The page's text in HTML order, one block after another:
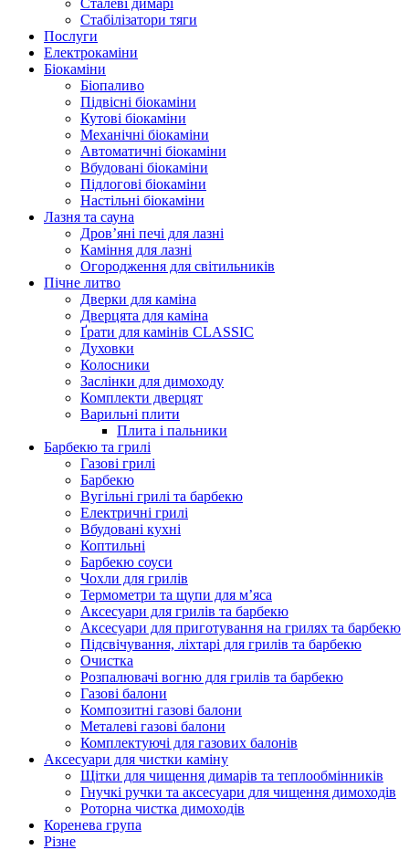
Сталеві димарі
Стабілізатори тяги
Послуги
Електрокаміни
Біокаміни
Біопаливо
Підвісні біокаміни
Кутові біокаміни
Механічні біокаміни
Автоматичні біокаміни
Вбудовані біокаміни
Підлогові біокаміни
Настільні біокаміни
Лазня та сауна
Дров’яні печі для лазні
Каміння для лазні
Огородження для світильників
Пічне литво
Дверки для каміна
Дверцята для каміна
Ґрати для камінів CLASSIC
Духовки
Колосники
Заслінки для димоходу
Комплекти дверцят
Варильні плити
Плита і пальники
Барбекю та грилі
Газові грилі
Барбекю
Вугільні грилі та барбекю
Електричні грилі
Вбудовані кухні
Коптильні
Барбекю соуси
Чохли для грилів
Термометри та щупи для м’яса
Аксесуари для грилів та барбекю
Аксесуари для приготування на грилях та барбекю
Підсвічування, ліхтарі для грилів та барбекю
Очистка
Розпалювачі вогню для грилів та барбекю
Газові балони
Композитні газові балони
Металеві газові балони
Комплектуючі для газових балонів
Аксесуари для чистки каміну
Щітки для чищення димарів та теплообмінників
Гнучкі ручки та аксесуари для чищення димоходів
Роторна чистка димоходів
Коренева група
Різне